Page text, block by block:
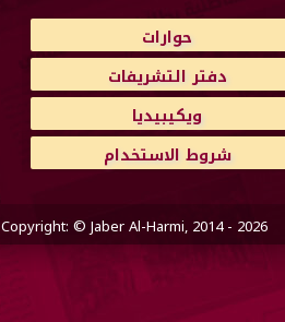
حوارات
دفتر التشريفات
ويكيبيديا
شروط الاستخدام
Copyright: © Jaber Al-Harmi, 2014 -